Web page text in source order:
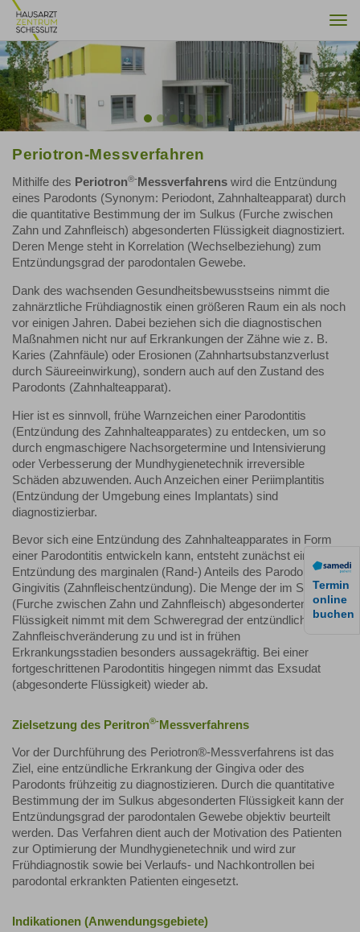
Termin
online
buchen
Previous
Periotron-Messverfahren
Mithilfe des Periotron®- Messverfahrens wird die Entzündung
eines Parodonts (Synonym: Periodont, Zahnhalteapparat) durch
die quantitative Bestimmung der im Sulkus (Furche zwischen
Zahn und Zahnfleisch) abgesonderten Flüssigkeit diagnostiziert.
Deren Menge steht in Korrelation (Wechselbeziehung) zum
Entzündungsgrad der parodontalen Gewebe.
Dank des wachsenden Gesundheitsbewusstseins nimmt die
zahnärztliche Frühdiagnostik einen größeren Raum ein als noch
vor einigen Jahren. Dabei beziehen sich die diagnostischen
Maßnahmen nicht nur auf Erkrankungen der Zähne wie z. B.
Karies (Zahnfäule) oder Erosionen (Zahnhartsubstanzverlust
durch Säureeinwirkung), sondern auch auf den Zustand des
Parodonts (Zahnhalteapparat).
Hier ist es sinnvoll, frühe Warnzeichen einer Parodontitis
(Entzündung des Zahnhalteapparates) zu entdecken, um so
durch engmaschigere Nachsorgetermine und Intensivierung
oder Verbesserung der Mundhygienetechnik irreversible
Schäden abzuwenden. Auch Anzeichen einer Periimplantitis
(Entzündung der Umgebung eines Implantats) sind
diagnostizierbar.
Bevor sich eine Entzündung des Zahnhalteapparates in Form
einer Parodontitis entwickeln kann, entsteht zunächst eine
Entzündung des marginalen (Rand-) Anteils des Parodonts, die
Gingivitis (Zahnfleischentzündung). Die Menge der im Sulkus
(Furche zwischen Zahn und Zahnfleisch) abgesonderten
Flüssigkeit nimmt mit dem Schweregrad der entzündlichen
Zahnfleischveränderung zu und ist in frühen
Erkrankungsstadien besonders aussagekräftig. Bei einer
fortgeschrittenen Parodontitis hingegen nimmt das Exsudat
(abgesonderte Flüssigkeit) wieder ab.
Zielsetzung des Peritron®-Messverfahrens
Vor der Durchführung des Periotron®-Messverfahrens ist das
Ziel, eine entzündliche Erkrankung der Gingiva oder des
Parodonts frühzeitig zu diagnostizieren. Durch die quantitative
Bestimmung der im Sulkus abgesonderten Flüssigkeit kann der
Entzündungsgrad der parodontalen Gewebe objektiv beurteilt
werden. Das Verfahren dient auch der Motivation des Patienten
zur Optimierung der Mundhygienetechnik und wird zur
Frühdiagnostik sowie bei Verlaufs- und Nachkontrollen bei
parodontal erkrankten Patienten eingesetzt.
Indikationen (Anwendungsgebiete)